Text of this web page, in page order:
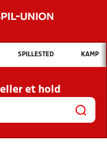
Hvad vil du søge efter?
OG NYHEDER
KLUBBER OG
SPILLESTED KAMP
et hold